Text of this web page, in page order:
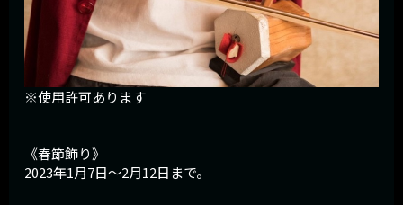
※使用許可あります
《春節飾り》
2023年1月7日〜2月12日まで。